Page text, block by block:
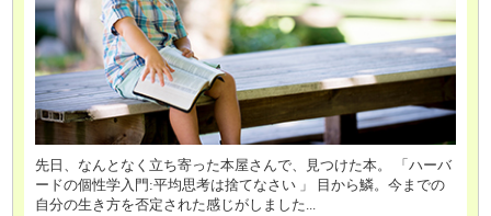
先日、なんとなく立ち寄った本屋さんで、見つけた本。 「ハーバ
ードの個性学入門:平均思考は捨てなさい 」 目から鱗。今までの
自分の生き方を否定された感じがしました...